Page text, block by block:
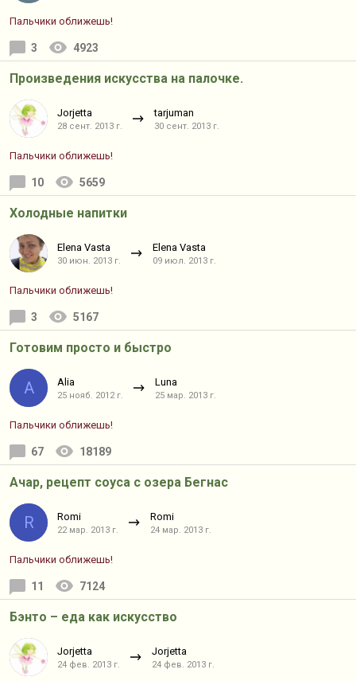
Пальчики оближешь!
3 4923
Произведения искусства на палочке.
Jorjetta
28 сент. 2013 г.
tarjuman
30 сент. 2013 г.
Пальчики оближешь!
10 5659
Холодные напитки
Elena Vasta
30 июн. 2013 г.
Elena Vasta
09 июл. 2013 г.
Пальчики оближешь!
3 5167
Готовим просто и быстро
A Alia
25 нояб. 2012 г.
Luna
25 мар. 2013 г.
Пальчики оближешь!
67 18189
Ачар, рецепт соуса с озера Бегнас
R Romi
22 мар. 2013 г.
Romi
24 мар. 2013 г.
Пальчики оближешь!
11 7124
Бэнто – еда как искусство
Jorjetta
24 фев. 2013 г.
Jorjetta
24 фев. 2013 г.